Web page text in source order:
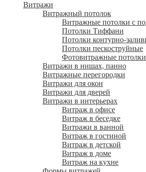
Витражи
Витражный потолок
Витражные потолки с
Потолки Тиффани
Потолки контурно-
Потолки пескоструйные
Фотовитражные потолки
Витражи в нишах, панно
Витражные перегородки
Витражи для окон
Витражи для дверей
Витражи в интерьерах
Витраж в офисе
Витраж в беседке
Витражи в ванной
Витраж в гостиной
Витраж в детской
Витраж в доме
Витраж на кухне